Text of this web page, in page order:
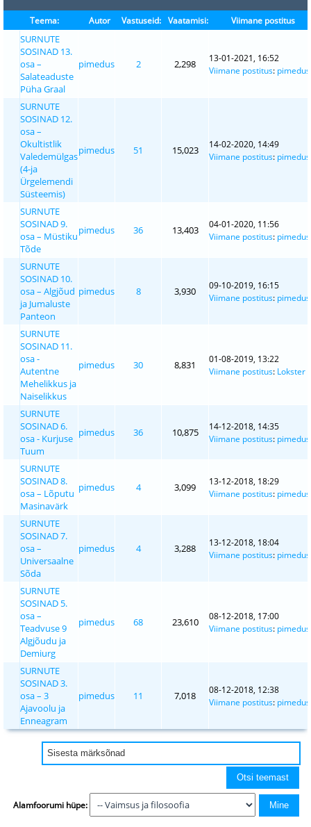
Teema: Autor Vastuseid: Vaatamisi: Viimane postitus
SURNUTE
SOSINAD 13.
osa –
Salateaduste
Püha Graal
pimedus 2 2,298
13-01-2021, 16:52
Viimane postitus: pimedus
SURNUTE
SOSINAD 12.
osa –
Okultistlik
Valedemülgas
(4-ja
Ürgelemendi
Süsteemis)
pimedus 51 15,023
14-02-2020, 14:49
Viimane postitus: pimedus
SURNUTE
SOSINAD 9.
osa – Müstiku
Tõde
pimedus 36 13,403
04-01-2020, 11:56
Viimane postitus: pimedus
SURNUTE
SOSINAD 10.
osa – Algjõud
ja Jumaluste
Panteon
pimedus 8 3,930
09-10-2019, 16:15
Viimane postitus: pimedus
SURNUTE
SOSINAD 11.
osa -
Autentne
Mehelikkus ja
Naiselikkus
pimedus 30 8,831
01-08-2019, 13:22
Viimane postitus: Lokster
SURNUTE
SOSINAD 6.
osa - Kurjuse
Tuum
pimedus 36 10,875
14-12-2018, 14:35
Viimane postitus: pimedus
SURNUTE
SOSINAD 8.
osa – Lõputu
Masinavärk
pimedus 4 3,099
13-12-2018, 18:29
Viimane postitus: pimedus
SURNUTE
SOSINAD 7.
osa –
Universaalne
Sõda
pimedus 4 3,288
13-12-2018, 18:04
Viimane postitus: pimedus
SURNUTE
SOSINAD 5.
osa –
Teadvuse 9
Algjõudu ja
Demiurg
pimedus 68 23,610
08-12-2018, 17:00
Viimane postitus: pimedus
SURNUTE
SOSINAD 3.
osa – 3
Ajavoolu ja
Enneagram
pimedus 11 7,018
08-12-2018, 12:38
Viimane postitus: pimedus
Alamfoorumi hüpe: